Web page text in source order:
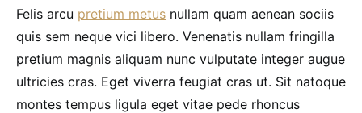
Felis arcu pretium metus nullam quam aenean sociis
quis sem neque vici libero. Venenatis nullam fringilla
pretium magnis aliquam nunc vulputate integer augue
ultricies cras. Eget viverra feugiat cras ut. Sit natoque
montes tempus ligula eget vitae pede rhoncus